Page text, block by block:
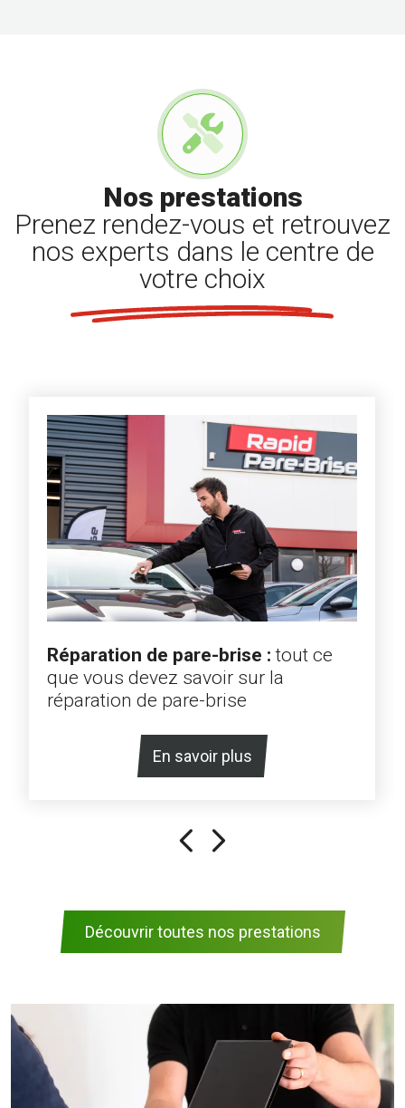
Nos prestations
Prenez rendez-vous et retrouvez
nos experts dans le centre de
votre choix
Réparation de pare-brise :tout ce
que vous devez savoir sur la
réparation de pare-brise
En savoir plus
Découvrir toutes nos prestations